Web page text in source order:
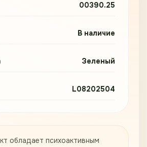
обладает психоактивным
00390.25
В наличие
Зеленый
L08202504